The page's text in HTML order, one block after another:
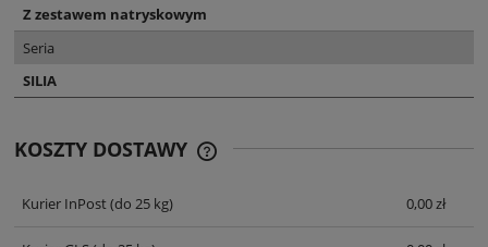
Z zestawem natryskowym
Seria
SILIA
KOSZTY DOSTAWY
Kurier InPost(do 25 kg) 0,00 zł